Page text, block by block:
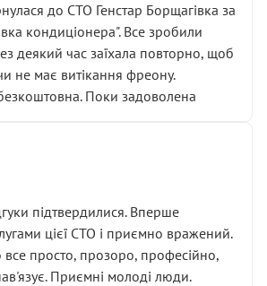
до СТО Генстар Борщагівка за
кондиціонера". Все зробили
деякий час заїхала повторно, щоб
не має витікання фреону.
Поки задоволена
підтвердилися. Вперше
цієї СТО і приємно вражений.
просто, прозоро, професійно,
Приємні молоді люди.